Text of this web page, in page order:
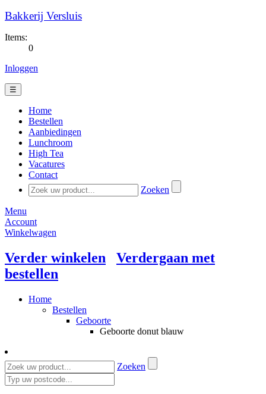
Bakkerij Versluis
Items:
0
Inloggen
☰
Home
Bestellen
Aanbiedingen
Lunchroom
High Tea
Vacatures
Contact
Zoeken
Menu
Account
Winkelwagen
Verder winkelen
Verdergaan met
bestellen
Home
Bestellen
Geboorte
Geboorte donut blauw
Zoeken